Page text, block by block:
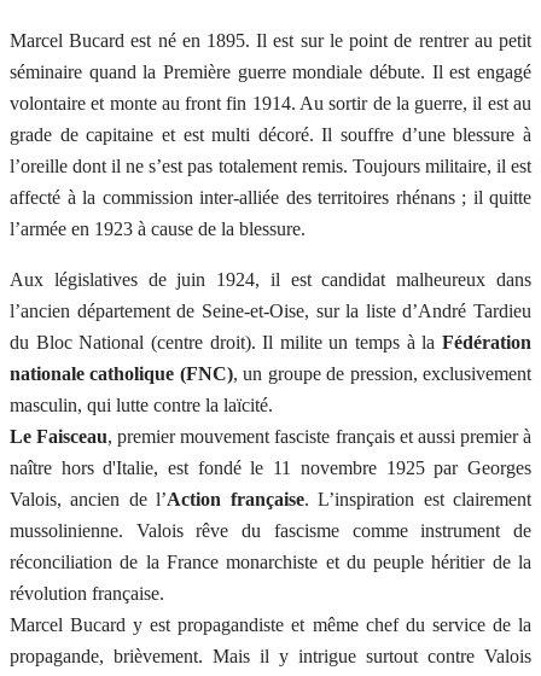
Marcel Bucard est né en 1895. Il est sur le point de rentrer au petit
séminaire quand la Première guerre mondiale débute. Il est engagé
volontaire et monte au front fin 1914. Au sortir de la guerre, il est au
grade de capitaine et est multi décoré. Il souffre d’une blessure à
l’oreille dont il ne s’est pas totalement remis. Toujours militaire, il est
affecté à la commission inter-alliée des territoires rhénans ; il quitte
l’armée en 1923 à cause de la blessure.
Aux législatives de juin 1924, il est candidat malheureux dans
l’ancien département de Seine-et-Oise, sur la liste d’André Tardieu
du Bloc National (centre droit). Il milite un temps à la Fédération
nationale catholique (FNC), un groupe de pression, exclusivement
masculin, qui lutte contre la laïcité.
Le Faisceau, premier mouvement fasciste français et aussi premier à
naître hors d'Italie, est fondé le 11 novembre 1925 par Georges
Valois, ancien de l’Action française. L’inspiration est clairement
mussolinienne. Valois rêve du fascisme comme instrument de
réconciliation de la France monarchiste et du peuple héritier de la
révolution française.
Marcel Bucard y est propagandiste et même chef du service de la
propagande, brièvement. Mais il y intrigue surtout contre Valois